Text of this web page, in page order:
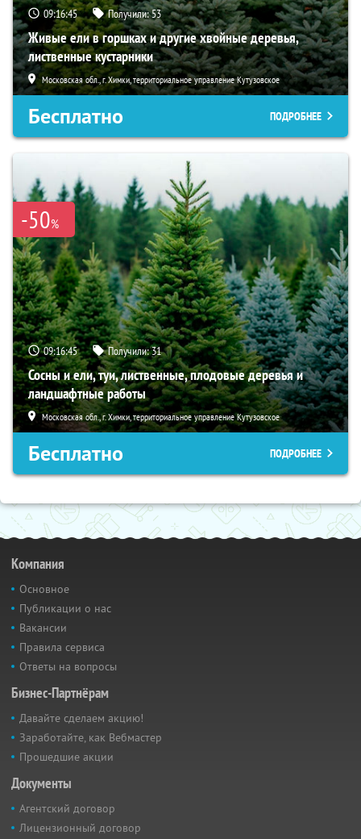
09:16:44 Получили:53
Живые ели в горшках и другие хвойные деревья,
лиственные кустарники
Московская обл., г. Химки, территориальное управление Кутузовское
Бесплатно ПОДРОБНЕЕ
-50%
09:16:44 Получили:31
Сосны и ели, туи, лиственные, плодовые деревья и
ландшафтные работы
Московская обл., г. Химки, территориальное управление Кутузовское
Бесплатно ПОДРОБНЕЕ
Компания
Основное
Публикации о нас
Вакансии
Правила сервиса
Ответы на вопросы
Бизнес-Партнёрам
Давайте сделаем акцию!
Заработайте, как Вебмастер
Прошедшие акции
Документы
Агентский договор
Лицензионный договор